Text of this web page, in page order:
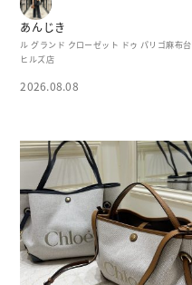
あんじき
ル グランド クローゼット ドゥ パリゴ麻布台
ヒルズ店
2026.08.08